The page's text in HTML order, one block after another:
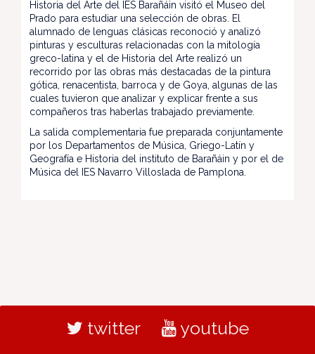
Historia del Arte del IES Barañáin visitó el Museo del
Prado para estudiar una selección de obras. El
alumnado de lenguas clásicas reconoció y analizó
pinturas y esculturas relacionadas con la mitología
greco-latina y el de Historia del Arte realizó un
recorrido por las obras más destacadas de la pintura
gótica, renacentista, barroca y de Goya, algunas de las
cuales tuvieron que analizar y explicar frente a sus
compañeros tras haberlas trabajado previamente.
La salida complementaria fue preparada conjuntamente
por los Departamentos de Música, Griego-Latín y
Geografía e Historia del instituto de Barañáin y por el de
Música del IES Navarro Villoslada de Pamplona.
twitter youtube